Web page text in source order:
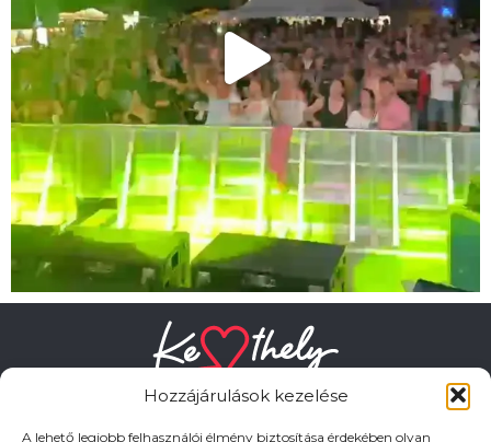
Hozzájárulások kezelése
A lehető legjobb felhasználói élmény biztosítása érdekében olyan